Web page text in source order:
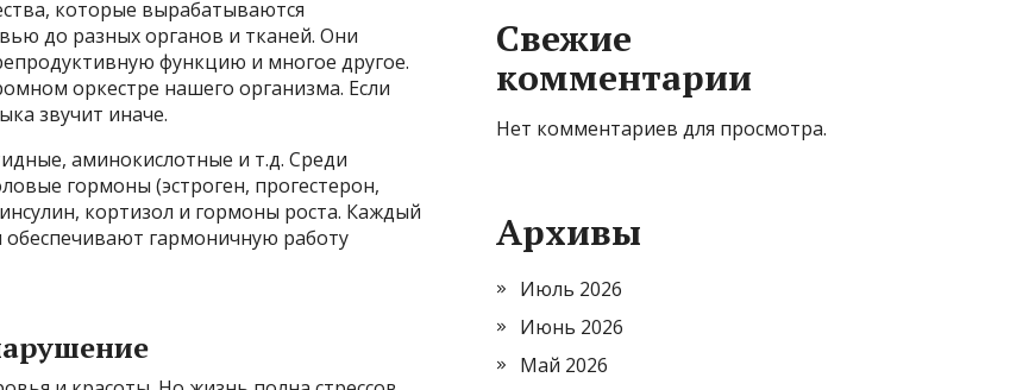
которые вырабатываются
до разных органов и тканей. Они
функцию и многое другое.
оркестре нашего организма. Если
звучит иначе.
аминокислотные и т.д. Среди
гормоны (эстроген, прогестерон,
кортизол и гормоны роста. Каждый
гармоничную работу
Свежие
комментарии
Нет комментариев для просмотра.
Архивы
Июль 2026
Июнь 2026
Май 2026